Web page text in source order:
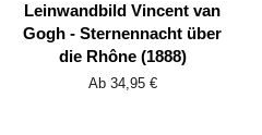
Leinwandbild Vincent van
Gogh - Sternennacht über
die Rhône (1888)
Ab 34,95 €